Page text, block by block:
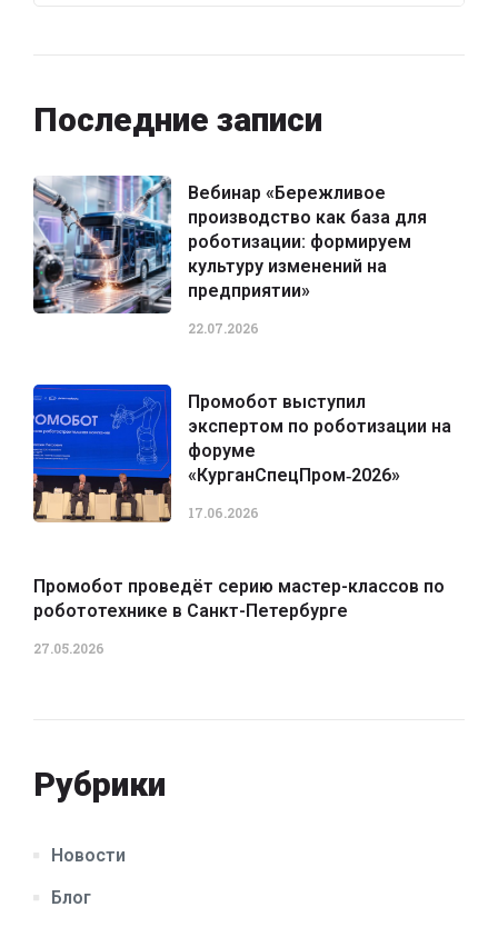
Последние записи
Вебинар «Бережливое
производство как база для
роботизации: формируем
культуру изменений на
предприятии»
22.07.2026
Промобот выступил
экспертом по роботизации на
форуме
«КурганСпецПром‑2026»
17.06.2026
Промобот проведёт серию мастер-классов по
робототехнике в Санкт-Петербурге
27.05.2026
Рубрики
Новости
Блог